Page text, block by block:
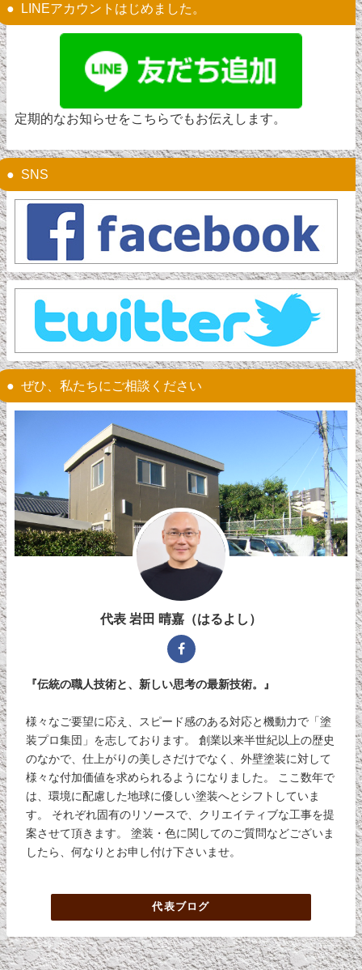
LINEアカウントはじめました。
定期的なお知らせをこちらでもお伝えします。
SNS
ぜひ、私たちにご相談ください
代表 岩田 晴嘉（はるよし）
『伝統の職人技術と、新しい思考の最新技術。』
様々なご要望に応え、スピード感のある対応と機動力で「塗
装プロ集団」を志しております。 創業以来半世紀以上の歴史
のなかで、仕上がりの美しさだけでなく、外壁塗装に対して
様々な付加価値を求められるようになりました。 ここ数年で
は、環境に配慮した地球に優しい塗装へとシフトしていま
す。 それぞれ固有のリソースで、クリエイティブな工事を提
案させて頂きます。 塗装・色に関してのご質問などございま
したら、何なりとお申し付け下さいませ。
代表ブログ